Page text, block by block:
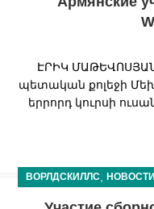
ԷՐԻԿ
պետական քոլեջի
երրորդ կուրսի
ВОРЛДСКИЛЛС НОВОСТИ